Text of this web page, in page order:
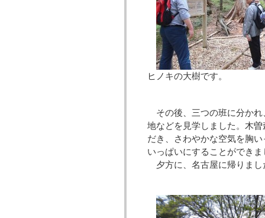
ヒノキの大樹です
その後、三つの班に分か
地などを見学しました。木
だき、さわやかな空気を胸
いっぱいにすることができま
夕方に、名古屋に帰りまし